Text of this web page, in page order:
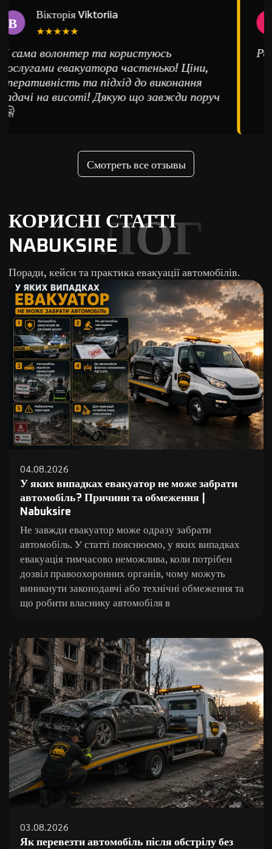
В
Вікторія Viktoriia
★★★★★
сама волонтер та користуюсь
евакуатора частенько! Ціни,
та підхід до виконання
на висоті! Дякую що завжди поруч
Е
Смотреть все отзывы
БЛОГ
КОРИСНІ СТАТТІ
NABUKSIRE
Поради, кейси та практика евакуації автомобілів.
04.08.2026
У яких випадках евакуатор не може забрати
автомобіль? Причини та обмеження |
Nabuksire
Не завжди евакуатор може одразу забрати
автомобіль. У статті пояснюємо, у яких випадках
евакуація тимчасово неможлива, коли потрібен
дозвіл правоохоронних органів, чому можуть
виникнути законодавчі або технічні обмеження та
що робити власнику автомобіля в
03.08.2026
Як перевезти автомобіль після обстрілу без